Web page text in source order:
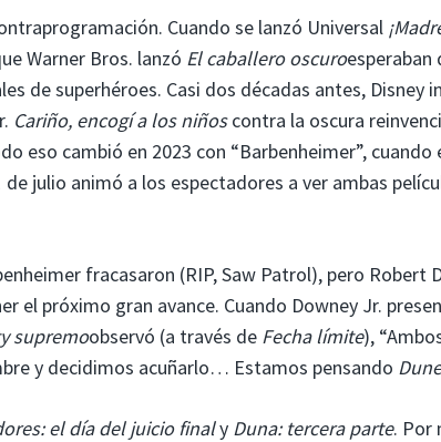
Cuando se lanzó Universal
Warner Bros. lanzó El caballero oscuroesperaban
de superhéroes. Casi dos décadas antes, Disney
Cariño, encogí a los niñoscontra la oscura
eso cambió en 2023 con “Barbenheimer”, cuando
julio animó a los espectadores a ver ambas
fracasaron (RIP, Saw Patrol), pero Robert
el próximo gran avance. Cuando Downey Jr.
supremoobservó (a través de Fecha límite),
y decidimos acuñarlo… Estamos pensando
el día del juicio finaly Duna: tercera parte. Por